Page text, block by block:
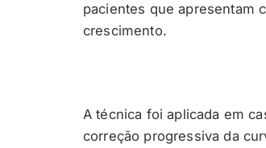
pacientes que apresentam
crescimento.
A técnica foi aplicada em
correção progressiva da